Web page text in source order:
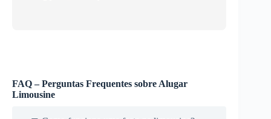
FAQ – Perguntas Frequentes sobre Alugar
Limousine